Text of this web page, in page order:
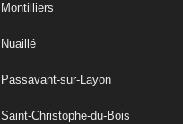
Montilliers
Nuaillé
Passavant-sur-Layon
Saint-Christophe-du-Bois